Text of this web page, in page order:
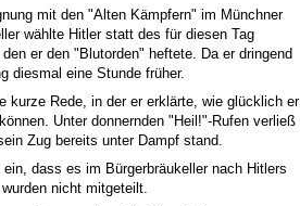
mit den "Alten Kämpfern" im Münchner
wählte Hitler statt des für diesen Tag
er den "Blutorden" heftete. Da er dringend
diesmal eine Stunde früher.
kurze Rede, in der er erklärte, wie glücklich er
Unter donnernden "Heil!"-Rufen verließ
Zug bereits unter Dampf stand.
dass es im Bürgerbräukeller nach Hitlers
nicht mitgeteilt.